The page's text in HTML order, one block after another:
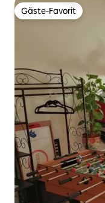
Gäste-Favorit
Gäste-Favorit